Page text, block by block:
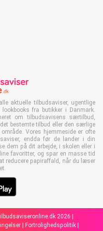
aktuelle tilbudsaviser, ugentlige
fra butikker i Danmark.
om tilbudsavisens særtilbud,
bestemte tilbud eller den særlige
Vores hjemmeside er ofte
endda før de lander i din
dem på dit arbejde, i skolen eller i
favoritter, og spar en masse tid
reducere papiraffald, når du læser
2026 |
Fortrolighedspolitik